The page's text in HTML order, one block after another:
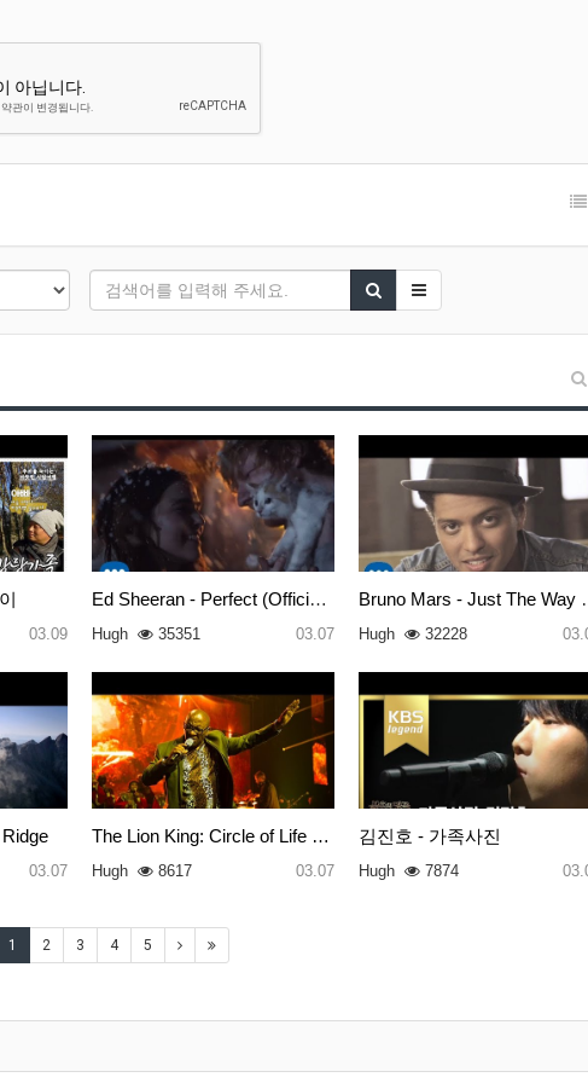
03.09
Ed Sheeran - Perfect (Official…
Hugh 35351 03.07
Bruno
Hugh 32228
03.07
The Lion King: Circle of Life …
Hugh 8617 03.07
김진호 - 가족사진
Hugh 7874
1 2 3 4 5